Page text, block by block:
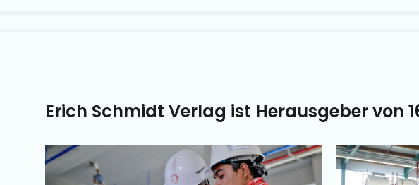
Erich Schmidt Verlag ist Herausgeber von